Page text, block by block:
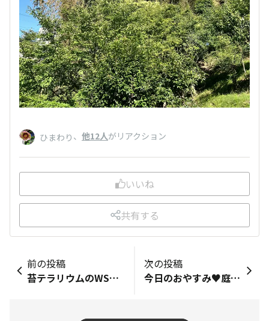
ひまわり 、 他12人がリアクション
いいね
共有する
前の投稿
苔テラリウムのWSに参加した時に購入したミニチュアフィギュアをミニ胡蝶蘭の水苔の上に置いてみました♪足の裏に透明なピンが付いてるので落ちたり倒れたりしなくて済みます♡雄々しく、神々しさもある佇まいの鹿です✨️🦌✨️少しずつ違う鹿があと🦌🦌居ます💕
次の投稿
今日のおやすみ♥️庭DIYでワークデスクもぅ一台作ってみようかな🤩